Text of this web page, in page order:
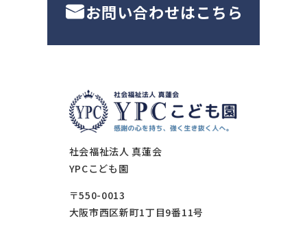
お問い合わせはこちら
社会福祉法人 真蓮会
YPCこども園
〒550-0013
大阪市西区新町1丁目9番11号